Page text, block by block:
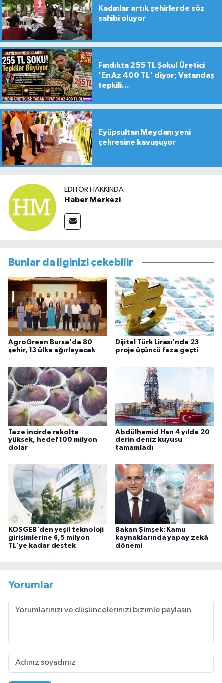
Kadınlar artık şehirlerde söz
sahibi oluyor
Fındıkta 255 TL Şoku! Üretici
'En Az 400 TL' diyor; Vatandaş
tepkili...
Eyüpsultan Meydanı yeni
çehresine kavuşuyor
EDITÖR HAKKINDA
Haber Merkezi
Bunlar da ilginizi çekebilir
AgroGreen Bursa'da 80
şehir, 13 ülke ağırlayacak
Dijital Türk Lirası'nda 23
proje üçüncü faza geçti
Taze incirde rekolte
yüksek, hedef 100 milyon
dolar
Abdülhamid Han 4 yılda 20
derin deniz kuyusu
tamamladı
KOSGEB'den yeşil teknoloji
girişimlerine 6,5 milyon
TL'ye kadar destek
Bakan Şimşek: Kamu
kaynaklarında yapay zekâ
dönemi
Yorumlar